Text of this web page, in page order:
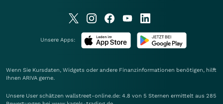
Unsere Apps:
Wenn Sie Kursdaten, Widgets oder andere Finanzinformationen benötigen, hilft
Ihnen ARIVA gerne.
Unsere User schätzen wallstreet-online.de: 4.8 von 5 Sternen ermittelt aus 285